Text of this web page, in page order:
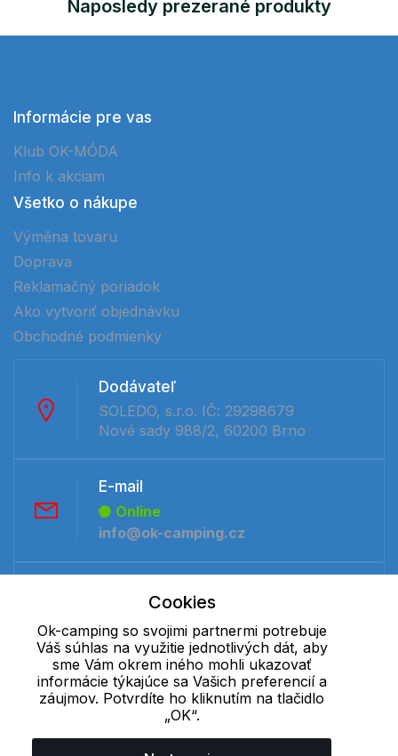
Naposledy prezerané produkty
Informácie pre vas
Klub OK-MÓDA
Info k akciam
Všetko o nákupe
Výměna tovaru
Doprava
Reklamačný poriadok
Ako vytvoriť objednávku
Obchodné podmienky
Dodávateľ
SOLEDO, s.r.o. IČ: 29298679
Nové sady 988/2, 60200 Brno
E-mail
Online
info@ok-camping.cz
Offline
+421 277 270 091
Cookie - podrobné nastavenie| Ďalšie informácie|Spracovanie
osobných údajov
Cookies
Ok-camping so svojimi partnermi potrebuje
Váš súhlas na využitie jednotlivých dát, aby
sme Vám okrem iného mohli ukazovať
informácie týkajúce sa Vašich preferencií a
záujmov. Potvrdíte ho kliknutím na tlačidlo
„OK“.